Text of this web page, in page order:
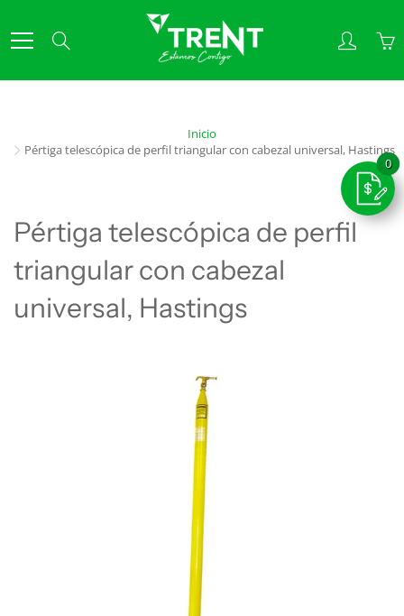
to
Content
Inicio
Pértiga telescópica de perfil triangular con cabezal universal, Hastings
Pértiga telescópica de perfil
triangular con cabezal
universal, Hastings